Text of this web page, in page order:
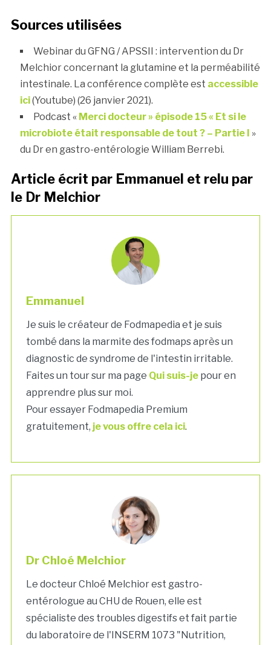
Sources utilisées
Webinar du GFNG / APSSII : intervention du Dr
Melchior concernant la glutamine et la perméabilité
intestinale. La conférence complète est accessible
ici(Youtube) (26 janvier 2021).
Podcast « Merci docteur » épisode 15 « Et si le
microbiote était responsable de tout ? – Partie I »
du Dr en gastro-entérologie William Berrebi.
Article écrit par Emmanuel et relu par
le Dr Melchior
Emmanuel
Je suis le créateur de Fodmapedia et je suis
tombé dans la marmite des fodmaps après un
diagnostic de syndrome de l'intestin irritable.
Faites un tour sur ma page Qui suis-jepour en
apprendre plus sur moi.
Pour essayer Fodmapedia Premium
gratuitement, je vous offre cela ici.
Dr Chloé Melchior
Le docteur Chloé Melchior est gastro-
entérologue au CHU de Rouen, elle est
spécialiste des troubles digestifs et fait partie
du laboratoire de l'INSERM 1073 "Nutrition,